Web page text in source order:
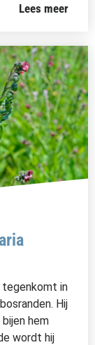
Lees meer
tegenkomt in
Hij
hem
wordt hij